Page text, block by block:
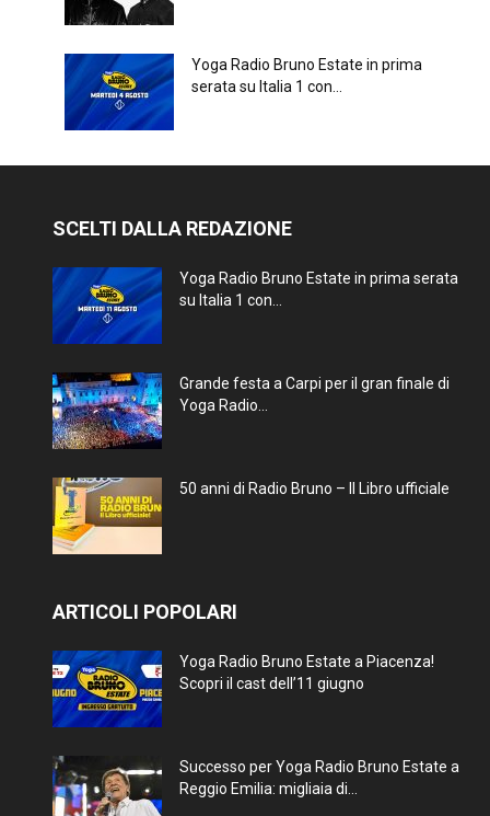
Yoga Radio Bruno Estate in prima
serata su Italia 1 con...
SCELTI DALLA REDAZIONE
Yoga Radio Bruno Estate in prima serata
su Italia 1 con...
Grande festa a Carpi per il gran finale di
Yoga Radio...
50 anni di Radio Bruno – Il Libro ufficiale
ARTICOLI POPOLARI
Yoga Radio Bruno Estate a Piacenza!
Scopri il cast dell’11 giugno
Successo per Yoga Radio Bruno Estate a
Reggio Emilia: migliaia di...